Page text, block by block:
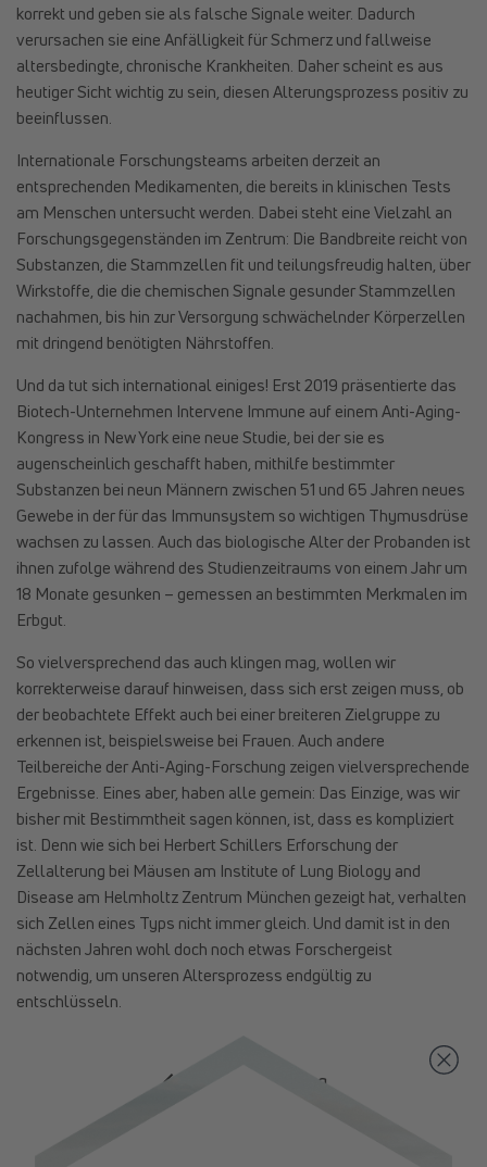
korrekt und geben sie als falsche Signale weiter. Dadurch
verursachen sie eine Anfälligkeit für Schmerz und fallweise
altersbedingte, chronische Krankheiten. Daher scheint es aus
heutiger Sicht wichtig zu sein, diesen Alterungsprozess positiv zu
beeinflussen.
Internationale Forschungsteams arbeiten derzeit an
entsprechenden Medikamenten, die bereits in klinischen Tests
am Menschen untersucht werden. Dabei steht eine Vielzahl an
Forschungsgegenständen im Zentrum: Die Bandbreite reicht von
Substanzen, die Stammzellen fit und teilungsfreudig halten, über
Wirkstoffe, die die chemischen Signale gesunder Stammzellen
nachahmen, bis hin zur Versorgung schwächelnder Körperzellen
mit dringend benötigten Nährstoffen.
Und da tut sich international einiges! Erst 2019 präsentierte das
Biotech-Unternehmen Intervene Immune auf einem Anti-Aging-
Kongress in New York eine neue Studie, bei der sie es
augenscheinlich geschafft haben, mithilfe bestimmter
Substanzen bei neun Männern zwischen 51 und 65 Jahren neues
Gewebe in der für das Immunsystem so wichtigen Thymusdrüse
wachsen zu lassen. Auch das biologische Alter der Probanden ist
ihnen zufolge während des Studienzeitraums von einem Jahr um
18 Monate gesunken – gemessen an bestimmten Merkmalen im
Erbgut.
So vielversprechend das auch klingen mag, wollen wir
korrekterweise darauf hinweisen, dass sich erst zeigen muss, ob
der beobachtete Effekt auch bei einer breiteren Zielgruppe zu
erkennen ist, beispielsweise bei Frauen. Auch andere
Teilbereiche der Anti-Aging-Forschung zeigen vielversprechende
Ergebnisse. Eines aber, haben alle gemein: Das Einzige, was wir
bisher mit Bestimmtheit sagen können, ist, dass es kompliziert
ist. Denn wie sich bei Herbert Schillers Erforschung der
Zellalterung bei Mäusen am Institute of Lung Biology and
Disease am Helmholtz Zentrum München gezeigt hat, verhalten
sich Zellen eines Typs nicht immer gleich. Und damit ist in den
nächsten Jahren wohl doch noch etwas Forschergeist
notwendig, um unseren Altersprozess endgültig zu
entschlüsseln.
Zurück zum Blog